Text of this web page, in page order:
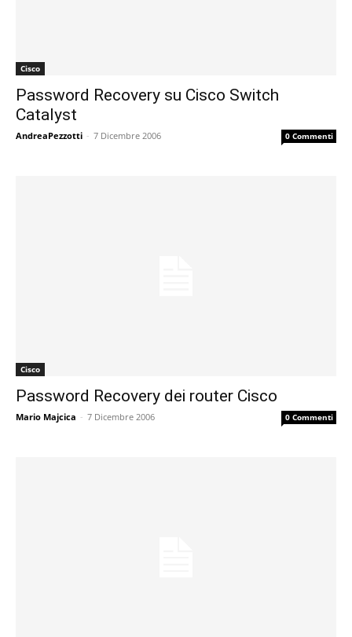
Cisco
Password Recovery su Cisco Switch
Catalyst
AndreaPezzotti - 7 Dicembre 2006 0 Commenti
Cisco
Password Recovery dei router Cisco
Mario Majcica - 7 Dicembre 2006 0 Commenti